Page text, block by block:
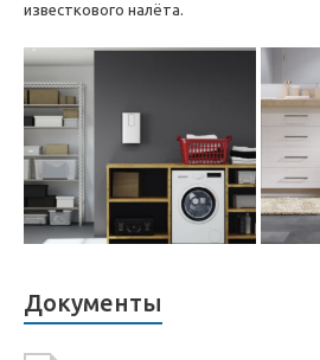
известкового налёта.
Документы